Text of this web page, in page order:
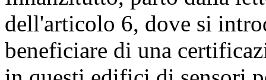
dell'articolo 6, dove si
beneficiare di una